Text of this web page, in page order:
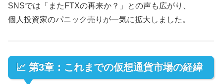
SNSでは「またFTXの再来か？」との声も広がり、
個人投資家のパニック売りが一気に拡大しました。
📈 第3章：これまでの仮想通貨市場の経緯